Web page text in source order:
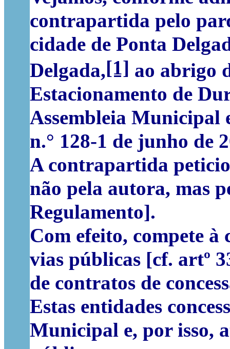
contrapartida pelo
cidade de Ponta
Delgada,[1] ao abrigo
Estacionamento de
Assembleia Municipal
n.° 128-1 de junho de
A contrapartida
não pela autora, mas
Regulamento].
Com efeito, compete
vias públicas [cf. artº
de contratos de
Estas entidades
Municipal e, por isso,